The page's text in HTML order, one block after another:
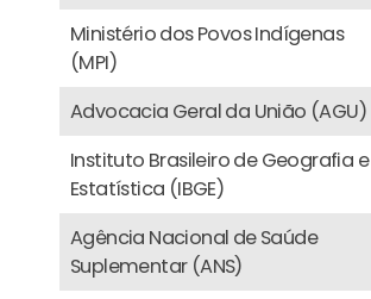
Ministério dos Povos Indígenas
(MPI)
Advocacia Geral da União (AGU)
Instituto Brasileiro de Geografia e
Estatística (IBGE)
Agência Nacional de Saúde
Suplementar (ANS)